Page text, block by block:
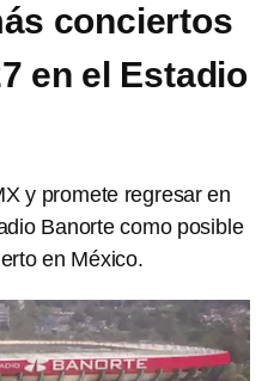
conciertos
en el Estadio
y promete regresar en
Banorte como posible
en México.